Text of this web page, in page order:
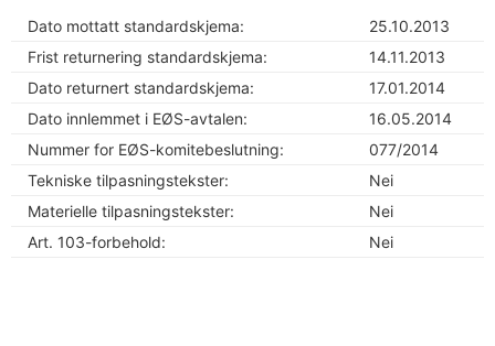
Dato mottatt standardskjema:
25.10.2013
Frist returnering standardskjema:
14.11.2013
Dato returnert standardskjema:
17.01.2014
Dato innlemmet i EØS-avtalen:
16.05.2014
Nummer for EØS-komitebeslutning:
077/2014
Tekniske tilpasningstekster:
Nei
Materielle tilpasningstekster:
Nei
Art. 103-forbehold:
Nei